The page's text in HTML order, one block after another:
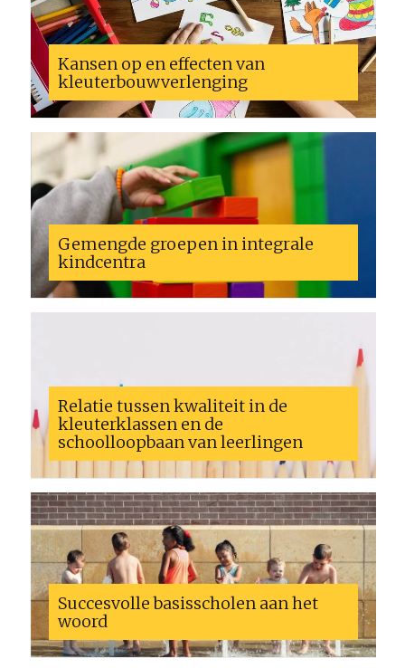
Kansen op en effecten van
kleuterbouwverlenging
Gemengde groepen in integrale
kindcentra
Relatie tussen kwaliteit in de
kleuterklassen en de
schoolloopbaan van leerlingen
Succesvolle basisscholen aan het
woord